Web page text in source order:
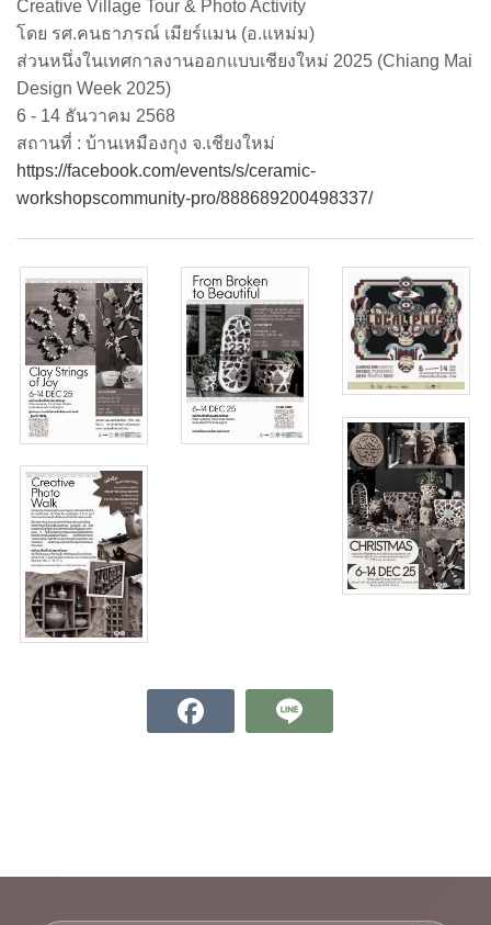
Creative Village Tour & Photo Activity
โดย รศ.คนธาภรณ์ เมียร์แมน (อ.แหม่ม)
ส่วนหนึ่งในเทศกาลงานออกแบบเชียงใหม่ 2025 (Chiang Mai
Design Week 2025)
6 - 14 ธันวาคม 2568
สถานที่ : บ้านเหมืองกุง จ.เชียงใหม่
https://facebook.com/events/s/ceramic-
workshopscommunity-pro/888689200498337/